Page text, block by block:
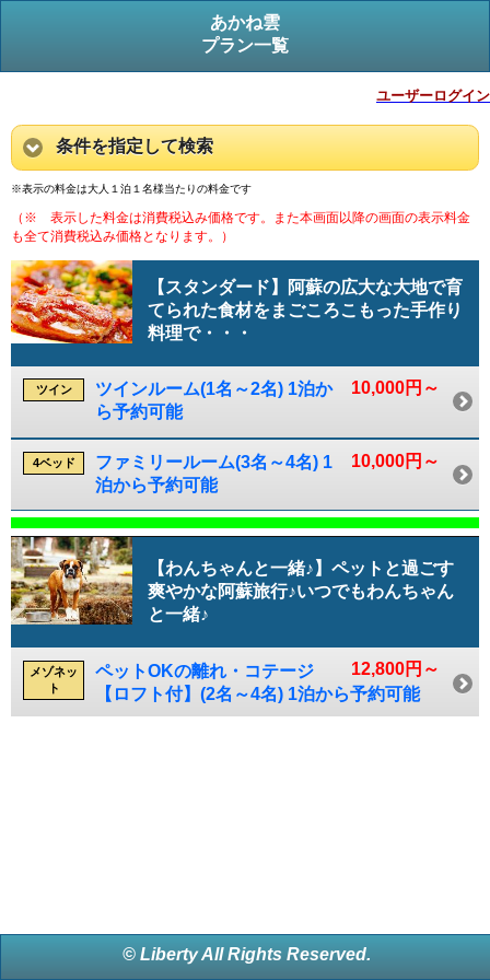
あかね雲
プラン一覧
ユーザーログイン
条件を指定して検索
※表示の料金は大人１泊１名様当たりの料金です
（※ 表示した料金は消費税込み価格です。また本画面以降の画面の表示料金
も全て消費税込み価格となります。）
【スタンダード】阿蘇の広大な大地で育
てられた食材をまごころこもった手作り
料理で・・・
10,000円～
ツイン
ツインルーム(1名～2名) 1泊か
ら予約可能
10,000円～
4ベッド
ファミリールーム(3名～4名) 1
泊から予約可能
【わんちゃんと一緒♪】ペットと過ごす
爽やかな阿蘇旅行♪いつでもわんちゃん
と一緒♪
12,800円～
メゾネッ
ト
ペットOKの離れ・コテージ
【ロフト付】(2名～4名) 1泊から予約可能
© Liberty All Rights Reserved.